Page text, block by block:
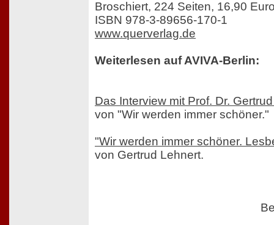
Broschiert, 224 Seiten, 16,90
ISBN 978-3-89656-170-1
www.querverlag.de
Weiterlesen auf AVIVA-Berlin:
Das Interview mit Prof. Dr.
von "Wir werden immer schöner."
"Wir werden immer schöner.
von Gertrud Lehnert.